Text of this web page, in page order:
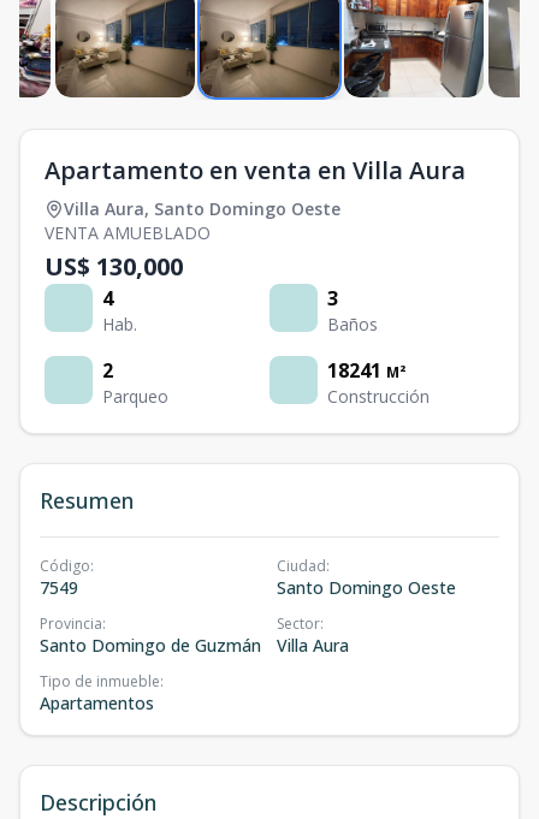
Apartamento en venta en Villa Aura
Villa Aura, Santo Domingo Oeste
VENTA AMUEBLADO
US$ 130,000
4
Hab.
3
Baños
2
Parqueo
18241 M²
Construcción
Resumen
Código:
7549
Ciudad:
Santo Domingo Oeste
Provincia:
Santo Domingo de Guzmán
Sector:
Villa Aura
Tipo de inmueble:
Apartamentos
Descripción